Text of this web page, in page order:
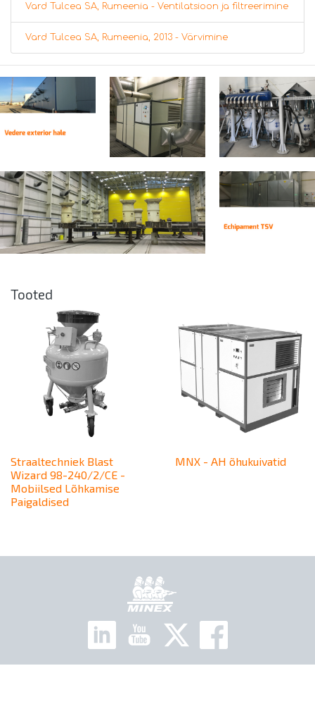
Vard Tulcea SA, Rumeenia - Ventilatsioon ja filtreerimine
Vard Tulcea SA, Rumeenia, 2013 - Värvimine
Tooted
Straaltechniek Blast
Wizard 98-240/2/CE -
Mobiilsed Lõhkamise
Paigaldised
MNX - AH õhukuivatid